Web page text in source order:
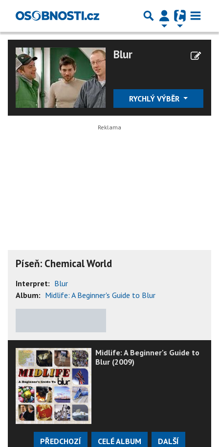
Blur
RYCHLÝ VÝBĚR
Píseň: Chemical World
Interpret: Blur
Album: Midlife: A Beginner's Guide to Blur
Midlife: A Beginner's Guide to
Blur (2009)
PŘEDCHOZÍ CELÉ ALBUM DALŠÍ